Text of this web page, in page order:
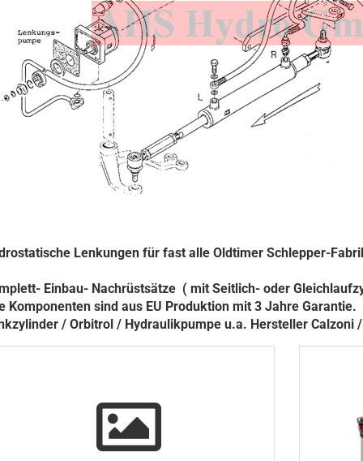
Lenkungen für fast alle Oldtimer Schlepper-
Einbau- Nachrüstsätze ( mit Seitlich- oder
Komponenten sind aus EU Produktion mit 3 Jahre Garantie.
/ Orbitrol / Hydraulikpumpe u.a. Hersteller Calzoni